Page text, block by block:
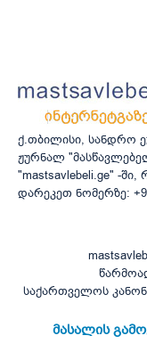
ქ.თბილისი, სანდრო
ჟურნალ
"mastsavlebeli.ge" -
დარეკეთ ნომერზე:
საქართველოს
მასალის